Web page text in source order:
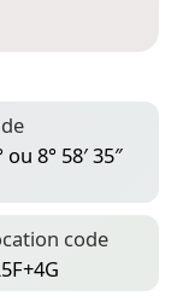
ou 8° 58′ 35″
code